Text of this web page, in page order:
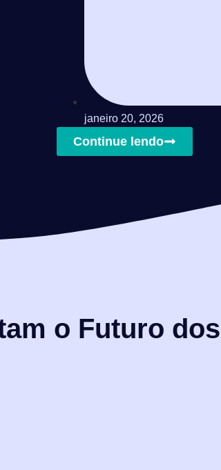
janeiro 20, 2026
Continue lendo
o Futuro